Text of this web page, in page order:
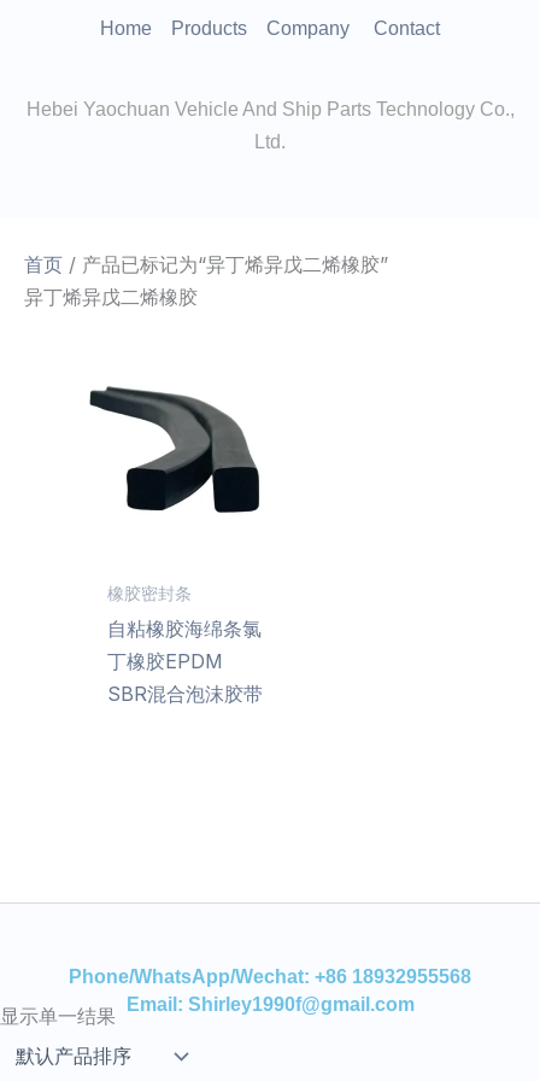
Home Products Company Contact
Hebei Yaochuan Vehicle And Ship Parts Technology Co.,
Ltd.
首页 / 产品已标记为“异丁烯异戊二烯橡胶”
异丁烯异戊二烯橡胶
显示单一结果
橡胶密封条
自粘橡胶海绵条氯
丁橡胶EPDM
SBR混合泡沫胶带
Phone/WhatsApp/Wechat: +86 18932955568
Email: Shirley1990f@gmail.com